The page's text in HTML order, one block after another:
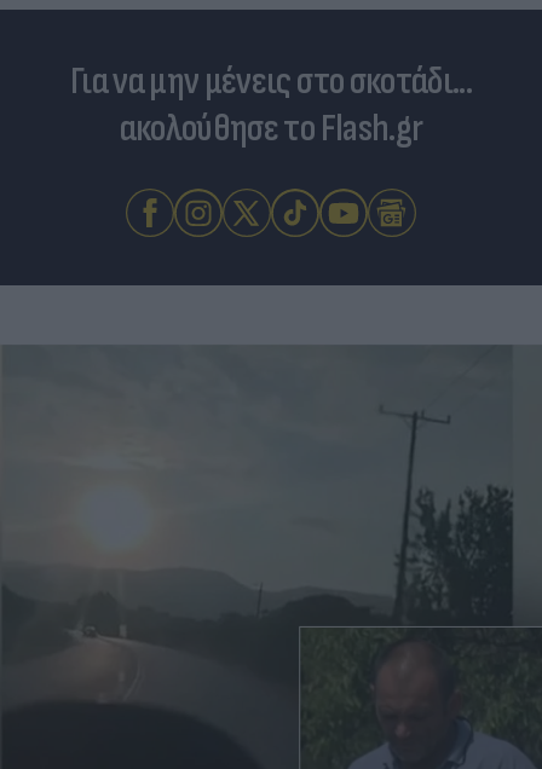
Για να μην μένεις στο σκοτάδι...
ακολούθησε το Flash.gr